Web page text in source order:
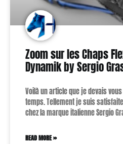
Zoom sur les Chaps
Dynamik by Sergio
Voilà un article que je devais
temps. Tellement je suis
chez la marque italienne Sergio
READ MORE »